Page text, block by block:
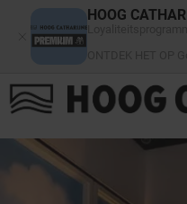
HOOG
FAQ
HET
Cookies beheer paneel